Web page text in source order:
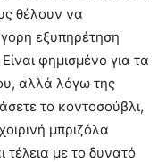
θέλουν να
εξυπηρέτηση
φημισμένο για τα
αλλά λόγω της
το κοντοσούβλι,
μπριζόλα
με το δυνατό